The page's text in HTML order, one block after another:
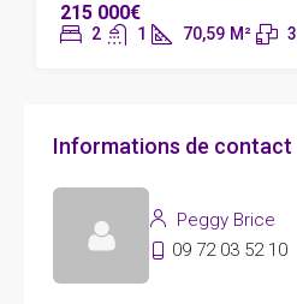
215 000€
2 1 70,59 M² 3
Informations de contact
Peggy Brice
09 72 03 52 10